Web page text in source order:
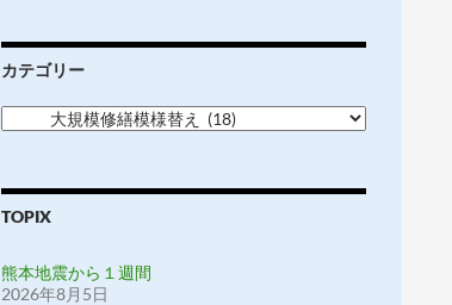
カテゴリー
テ
ー
TOPIX
熊本地震から１週間
2026年8月5日